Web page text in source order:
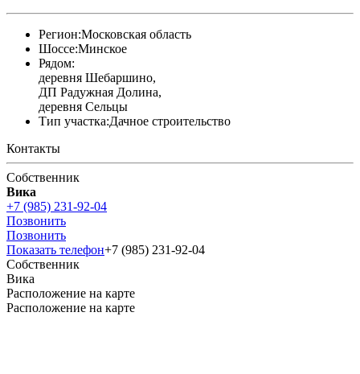
Регион:Московская область
Шоссе:Минское
Рядом:
деревня Шебаршино,
ДП Радужная Долина,
деревня Сельцы
Тип участка:Дачное строительство
Контакты
Собственник
Вика
+7 (985) 231-92-04
Позвонить
Позвонить
Показать телефон+7 (985) 231-92-04
Собственник
Вика
Расположение на карте
Расположение на карте